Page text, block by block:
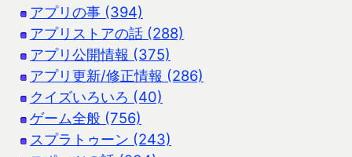
アプリの事 (394)
アプリストアの話 (288)
アプリ公開情報 (375)
アプリ更新/修正情報 (286)
クイズいろいろ (40)
ゲーム全般 (756)
スプラトゥーン (243)